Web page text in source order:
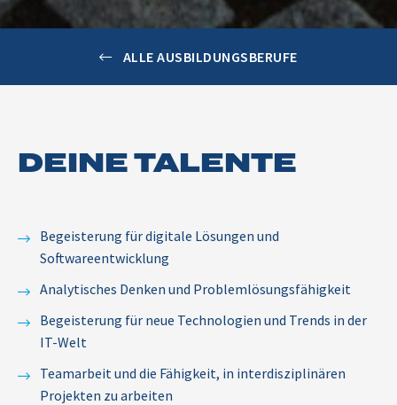
ALLE AUSBILDUNGSBERUFE
DEINE TALENTE
Begeisterung für digitale Lösungen und
Softwareentwicklung
Analytisches Denken und Problemlösungsfähigkeit
Begeisterung für neue Technologien und Trends in der
IT-Welt
Teamarbeit und die Fähigkeit, in interdisziplinären
Projekten zu arbeiten